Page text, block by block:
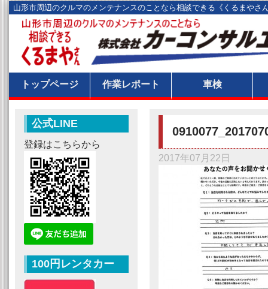
山形市周辺のクルマのメンテナンスのことなら相談できる《くるまや
トップページ 作業レポート 車検
2017年07月22日
公式LINE
登録はこちらから
100円レンタカー